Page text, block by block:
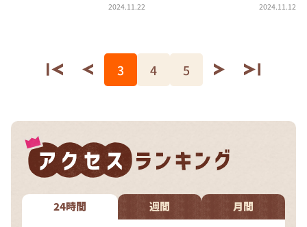
2024.11.22 2024.11.12
3 4 5
24時間 週間 月間